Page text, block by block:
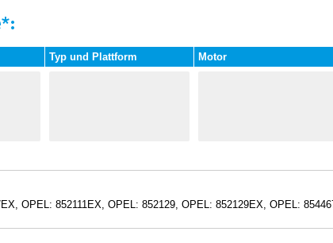
Typ und Plattform Motor
OPEL: 852111EX, OPEL: 852129, OPEL: 852129EX, OPEL: